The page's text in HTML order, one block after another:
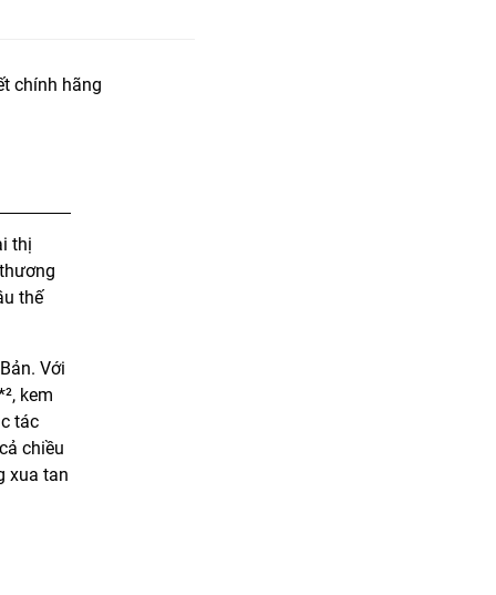
chính hãng
thị
thế
Với
kem
tác
chiều
xua tan